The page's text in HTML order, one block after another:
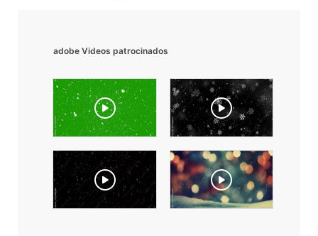
adobe Videos patrocinados